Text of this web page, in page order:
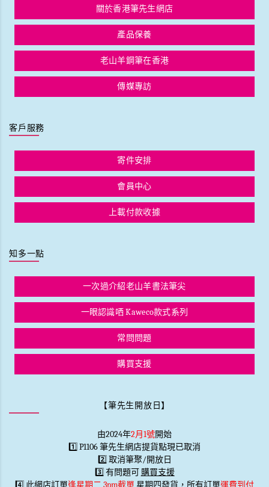
關於香港筆先生網店
產品保養
老山羊鋼筆在香港
傳媒專訪
客戶服務
寄件安排
會員中心
上載付款收據
知多一點
一次過介紹老山羊書法筆尖
一眼認識哂 Kaweco款式系列
常問問題
購買支援
【筆先生開放日】
由2024年2月1號開始
1️⃣ P1106 筆先生網店提貨點現已取消
2️⃣ 取消筆聚/開放日
3️⃣ 有問題可 購買支援
4️⃣ 此網店訂單逢星期二 3pm截單 星期四發貨，所有訂單運費到付